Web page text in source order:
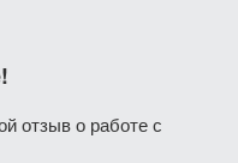
отзыв о работе с